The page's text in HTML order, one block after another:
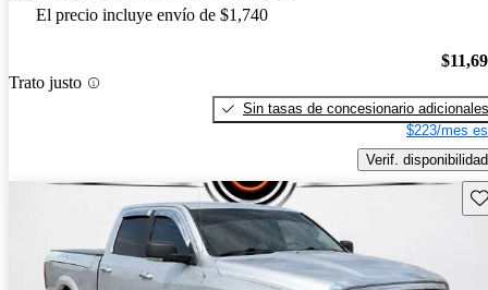
El precio incluye envío de $1,740
Trato justo
Sin tasas de concesionario adicionales
$223/mes
Verif. disponibilidad